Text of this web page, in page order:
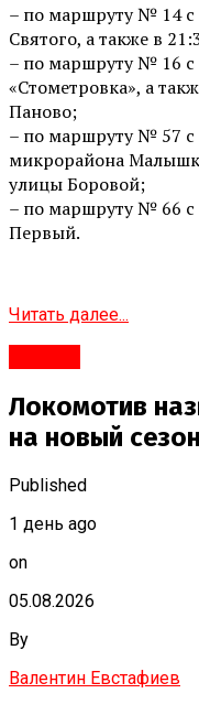
– по маршруту № 14 с
Святого, а также в
– по маршруту № 16
«Стометровка», а
Паново;
– по маршруту № 57 с
микрорайона
улицы Боровой;
– по маршруту № 66 с
Первый.
Читать далее...
Локомотив
на новый сезон
Published
1 день ago
on
05.08.2026
By
Валентин Евстафиев